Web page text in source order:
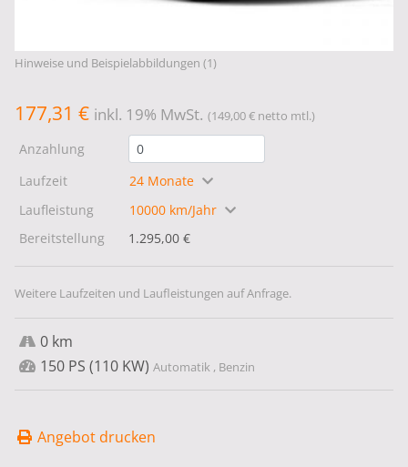
Hinweise und Beispielabbildungen (1)
177,31 € inkl. 19% MwSt. (149,00 € netto mtl.)
Anzahlung
Laufzeit
24 Monate
Laufleistung
10000 km/Jahr
Bereitstellung
1.295,00 €
Weitere Laufzeiten und Laufleistungen auf Anfrage.
0 km
150 PS (110 KW) Automatik , Benzin
Angebot drucken